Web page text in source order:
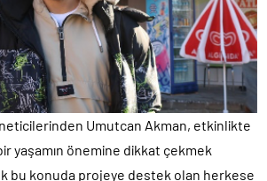
Umutcan Akman, etkinlikte
yaşamın önemine dikkat çekmek
bu konuda projeye destek olan herkese